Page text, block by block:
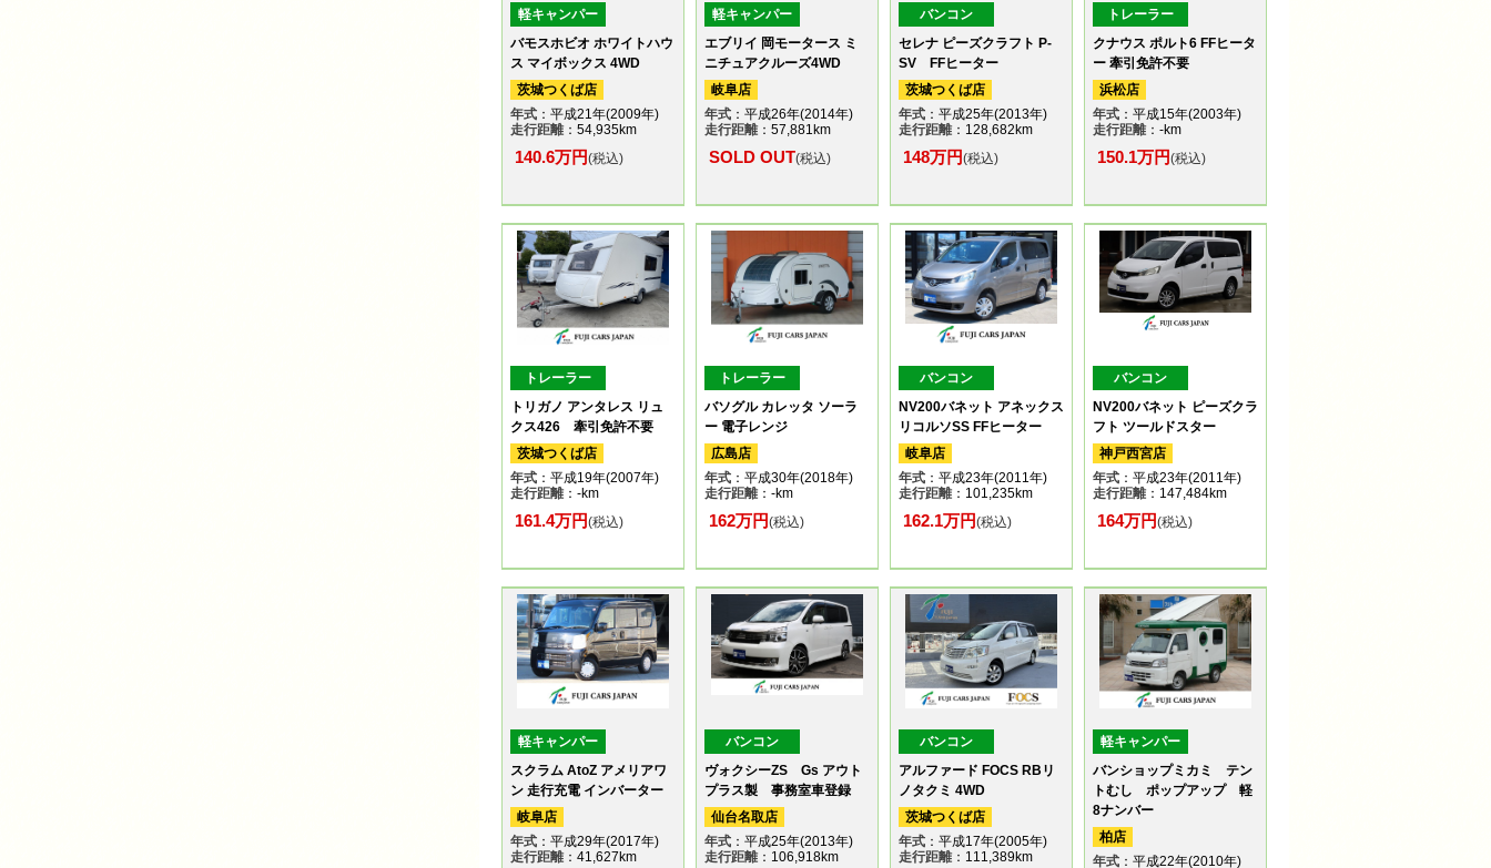
軽キャンパー
バモスホビオ ホワイトハウ
ス マイボックス 4WD
茨城つくば店
年式：平成21年(2009年)
走行距離：54,935km
140.6万円(税込)
軽キャンパー
エブリイ 岡モータース ミ
ニチュアクルーズ4WD
岐阜店
年式：平成26年(2014年)
走行距離：57,881km
SOLD OUT(税込)
バンコン
セレナ ピーズクラフト P-
SV FFヒーター
茨城つくば店
年式：平成25年(2013年)
走行距離：128,682km
148万円(税込)
トレーラー
クナウス ポルト6 FFヒータ
ー 牽引免許不要
浜松店
年式：平成15年(2003年)
走行距離：-km
150.1万円(税込)
トレーラー
トリガノ アンタレス リュ
クス426 牽引免許不要
茨城つくば店
年式：平成19年(2007年)
走行距離：-km
161.4万円(税込)
トレーラー
バソグル カレッタ ソーラ
ー 電子レンジ
広島店
年式：平成30年(2018年)
走行距離：-km
162万円(税込)
バンコン
NV200バネット アネックス
リコルソSS FFヒーター
岐阜店
年式：平成23年(2011年)
走行距離：101,235km
162.1万円(税込)
バンコン
NV200バネット ピーズクラ
フト ツールドスター
神戸西宮店
年式：平成23年(2011年)
走行距離：147,484km
164万円(税込)
軽キャンパー
スクラム AtoZ アメリアワ
ン 走行充電 インバーター
岐阜店
年式：平成29年(2017年)
走行距離：41,627km
バンコン
ヴォクシーZS Gs アウト
プラス製 事務室車登録
仙台名取店
年式：平成25年(2013年)
走行距離：106,918km
バンコン
アルファード FOCS RBリ
ノタクミ 4WD
茨城つくば店
年式：平成17年(2005年)
走行距離：111,389km
軽キャンパー
バンショップミカミ テン
トむし ポップアップ 軽
8ナンバー
柏店
年式：平成22年(2010年)